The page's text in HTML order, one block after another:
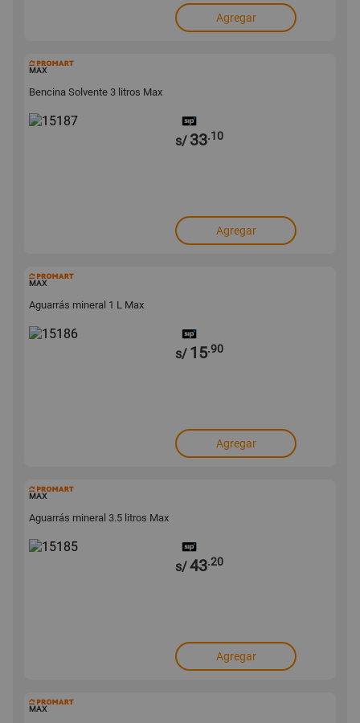
Agregar
MAX
Bencina Solvente 3 litros Max
s/ 33.10
Agregar
MAX
Aguarrás mineral 1 L Max
s/ 15.90
Agregar
MAX
Aguarrás mineral 3.5 litros Max
s/43.20
Agregar
MAX